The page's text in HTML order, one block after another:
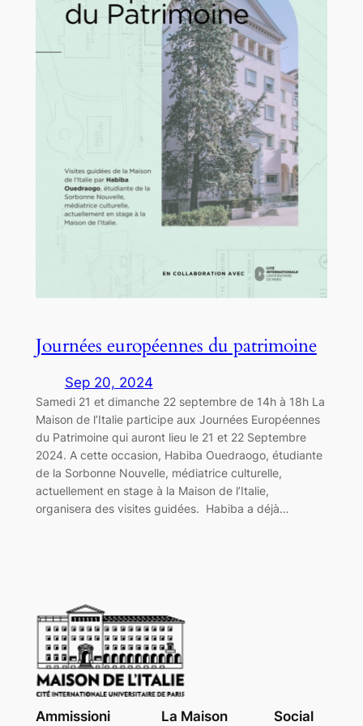
Journées européennes du patrimoine
Sep 20, 2024
Samedi 21 et dimanche 22 septembre de 14h à 18h La
Maison de l’Italie participe aux Journées Européennes
du Patrimoine qui auront lieu le 21 et 22 Septembre
2024. A cette occasion, Habiba Ouedraogo, étudiante
de la Sorbonne Nouvelle, médiatrice culturelle,
actuellement en stage à la Maison de l’Italie,
organisera des visites guidées. Habiba a déjà…
Ammissioni La Maison Social